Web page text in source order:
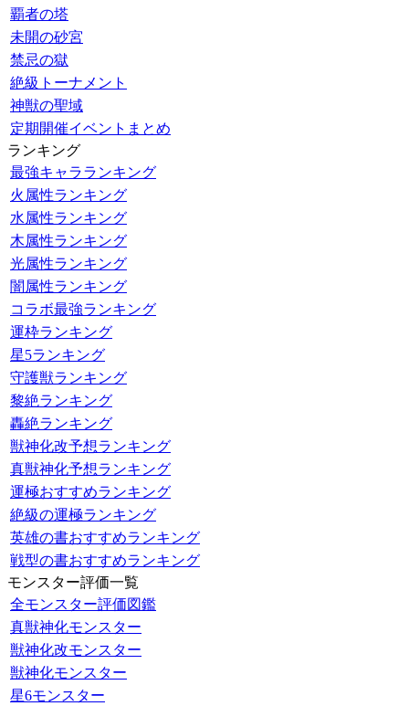
覇者の塔
未開の砂宮
禁忌の獄
絶級トーナメント
神獣の聖域
定期開催イベントまとめ
ランキング
最強キャラランキング
火属性ランキング
水属性ランキング
木属性ランキング
光属性ランキング
闇属性ランキング
コラボ最強ランキング
運枠ランキング
星5ランキング
守護獣ランキング
黎絶ランキング
轟絶ランキング
獣神化改予想ランキング
真獣神化予想ランキング
運極おすすめランキング
絶級の運極ランキング
英雄の書おすすめランキング
戦型の書おすすめランキング
モンスター評価一覧
全モンスター評価図鑑
真獣神化モンスター
獣神化改モンスター
獣神化モンスター
星6モンスター